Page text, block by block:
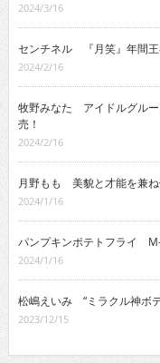
2024/3/16
センチネル 『月笑』年間王
2024/2/16
牧野みなた アイドルグル
売！
2024/2/16
月野もも 美貌と才能を兼ね
2024/1/16
パンプキンポテトフライ
2024/1/16
松嶋えいみ “ミラクル神ボ
2023/12/15